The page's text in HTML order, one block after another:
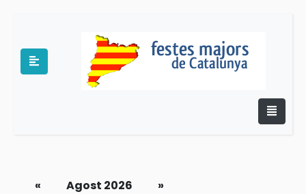
« Agost 2026
»